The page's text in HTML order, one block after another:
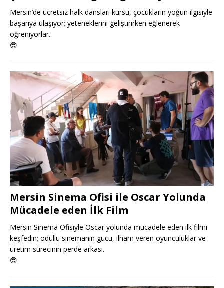
Mersin’de ücretsiz halk dansları kursu, çocukların yoğun ilgisiyle
başarıya ulaşıyor; yeteneklerini geliştirirken eğlenerek
öğreniyorlar.
😎
Mersin Sinema Ofisi ile Oscar Yolunda
Mücadele eden İlk Film
Mersin Sinema Ofisiyle Oscar yolunda mücadele eden ilk filmi
keşfedin; ödüllü sinemanın gücü, ilham veren oyunculuklar ve
üretim sürecinin perde arkası.
😎